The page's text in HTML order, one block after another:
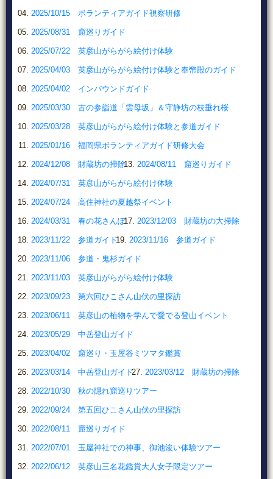
2025/10/15 ボランティアガイド視察研修
2025/08/31 窟巡りガイド
2025/07/22 英彦山がらがら絵付け体験
2025/04/03 英彦山がらがら絵付け体験と奉幣殿のガイド
2025/04/02 インバウンドガイド
2025/03/30 古の参詣道「雲母坂」＆守静坊の枝垂れ桜
2025/03/28 英彦山がらがら絵付け体験と参道ガイド
2025/01/16 福岡県ボランティアガイド研修大会
2024/12/08 財蔵坊の掃除 2024/08/11 窟巡りガイド
2024/07/31 英彦山がらがら絵付け体験
2024/07/24 高住神社の夏越祭イベント
2024/03/31 春の花さんぽ 2023/12/03 財蔵坊の大掃除
2023/11/22 参道ガイド 2023/11/16 参道ガイド
2023/11/06 参道・鬼杉ガイド
2023/11/03 英彦山がらがら絵付け体験
2023/09/23 第六回ひこさん山伏の里探訪
2023/06/11 英彦山の植物を学んで愛でる登山イベント
2023/05/29 中岳登山ガイド
2023/04/02 窟巡り・玉屋谷ミツマタ鑑賞
2023/03/14 中岳登山ガイド 2023/03/12 財蔵坊の掃除
2022/10/30 秋の隠れ窟巡りツアー
2022/09/24 第五回ひこさん山伏の里探訪
2022/08/11 窟巡りガイド
2022/07/01 玉屋神社での神事、御池浚い体験ツアー
2022/06/12 英彦山三名花鑑賞大人女子限定ツアー